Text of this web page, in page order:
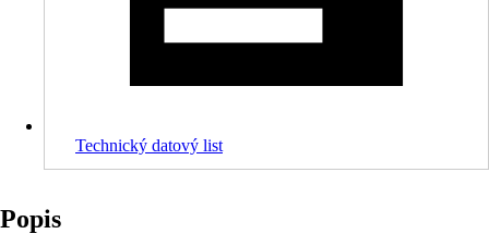
Technický datový list
Popis